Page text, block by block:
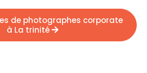
de photographes corporate
à La trinité